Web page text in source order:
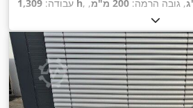
עבודה: 1,309 h , גובה הרמה: 200 מ"מ
,
, סוג דלק:
בנייה:1,320 מ"מ , מתח סוללה: 24 V
צמיג אחורי:, משקל כולל:407 ק"ג ,